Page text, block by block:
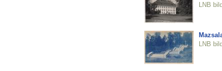
LNB
LNB